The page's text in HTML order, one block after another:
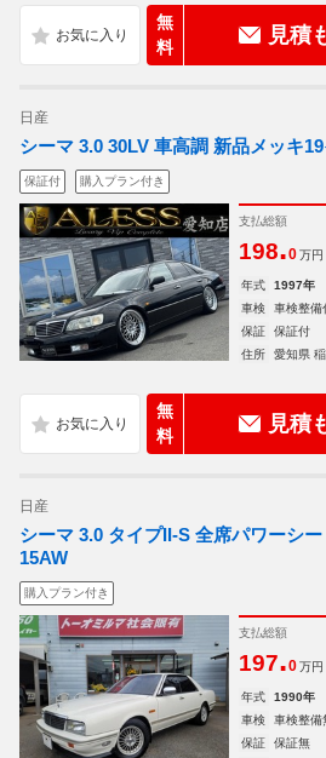
無
料
見積
日産
シーマ 3.0 30LV 車高調 新品メッキ
保証付 購入プラン付き
支払総額
198.0 万円
年式 1997年
車検
車検整備
保証
保証付
住所
愛知県
無
料
見積
日産
シーマ 3.0 タイプII-S 全席パワーシ
15AW
購入プラン付き
支払総額
197.0 万円
年式 1990年
車検
車検整備
保証
保証無